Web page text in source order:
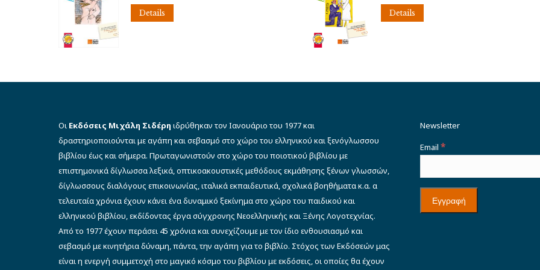
was:
Details
was:
Details
Οι Εκδόσεις Μιχάλη Σιδέρη ιδρύθηκαν τον Ιανουάριο του 1977 και
δραστηριοποιούνται με αγάπη και σεβασμό στο χώρο του ελληνικού και ξενόγλωσσου
βιβλίου έως και σήμερα. Πρωταγωνιστούν στο χώρο του ποιοτικού βιβλίου με
επιστημονικά δίγλωσσα λεξικά, οπτικοακουστικές μεθόδους εκμάθησης ξένων γλωσσών,
δίγλωσσους διαλόγους επικοινωνίας, ιταλικά εκπαιδευτικά, σχολικά βοηθήματα κ.α. α
τελευταία χρόνια έχουν κάνει ένα δυναμικό ξεκίνημα στο χώρο του παιδικού και
ελληνικού βιβλίου, εκδίδοντας έργα σύγχρονης Νεοελληνικής και Ξένης Λογοτεχνίας.
Από το 1977 έχουν περάσει 45 χρόνια και συνεχίζουμε με τον ίδιο ενθουσιασμό και
σεβασμό με κινητήρια δύναμη, πάντα, την αγάπη για το βιβλίο. Στόχος των Εκδόσεών μας
είναι η ενεργή συμμετοχή στο μαγικό κόσμο του βιβλίου με εκδόσεις, οι οποίες θα έχουν
Newsletter
Email *